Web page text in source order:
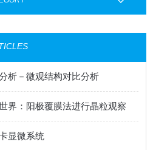
析－微观结构对比分析
界：阳极覆膜法进行晶粒观察
显微系统